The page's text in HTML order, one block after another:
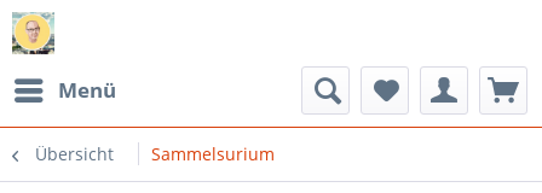
Menü
Übersicht Sammelsurium